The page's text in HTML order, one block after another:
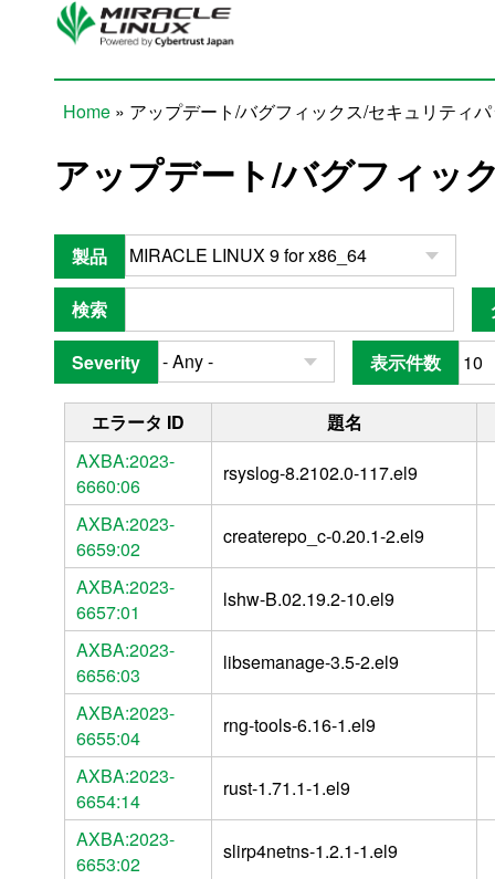
Skip to main content
Home » アップデート/バグフィックス/セキュリティ
アップデート/バグフィッ
製品
検索
Severity 表示件数
エラータ ID
題名
AXBA:2023-
6660:06
rsyslog-8.2102.0-117.el9
AXBA:2023-
6659:02
createrepo_c-0.20.1-2.el9
AXBA:2023-
6657:01
lshw-B.02.19.2-10.el9
AXBA:2023-
6656:03
libsemanage-3.5-2.el9
AXBA:2023-
6655:04
rng-tools-6.16-1.el9
AXBA:2023-
6654:14
rust-1.71.1-1.el9
AXBA:2023-
6653:02
slirp4netns-1.2.1-1.el9